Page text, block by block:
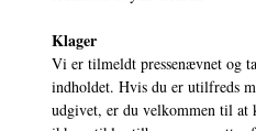
Klager
Vi er tilmeldt pressenævnet og
indholdet. Hvis du er utilfreds
udgivet, er du velkommen til